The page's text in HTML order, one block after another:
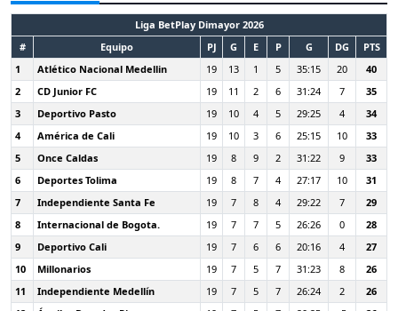
Liga BetPlay Dimayor 2026
#
Equipo PJ G E P G DG
PTS
1
Atlético Nacional Medellin 19 13 1 5 35:15 20
40
2
CD Junior FC 19 11 2 6 31:24 7
35
3
Deportivo Pasto 19 10 4 5 29:25 4
34
4
América de Cali 19 10 3 6 25:15 10
33
5
Once Caldas 19 8 9 2 31:22 9
33
6
Deportes Tolima 19 8 7 4 27:17 10
31
7
Independiente Santa Fe 19 7 8 4 29:22 7
29
8
Internacional de Bogota. 19 7 7 5 26:26 0
28
9
Deportivo Cali 19 7 6 6 20:16 4
27
10
Millonarios 19 7 5 7 31:23 8
26
11
Independiente Medellín 19 7 5 7 26:24 2
26